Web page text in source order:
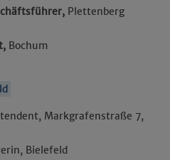
Plettenberg
Bochum
Markgrafenstraße 7,
Bielefeld